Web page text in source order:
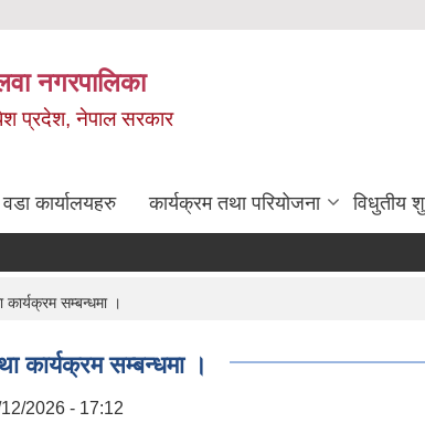
नगरपालिका
प्रदेश, नेपाल सरकार
वडा कार्यालयहरु कार्यक्रम तथा परियोजना विधुतीय
सम्बन्धमा ।
कार्यक्रम सम्बन्धमा ।
2026 - 17:12